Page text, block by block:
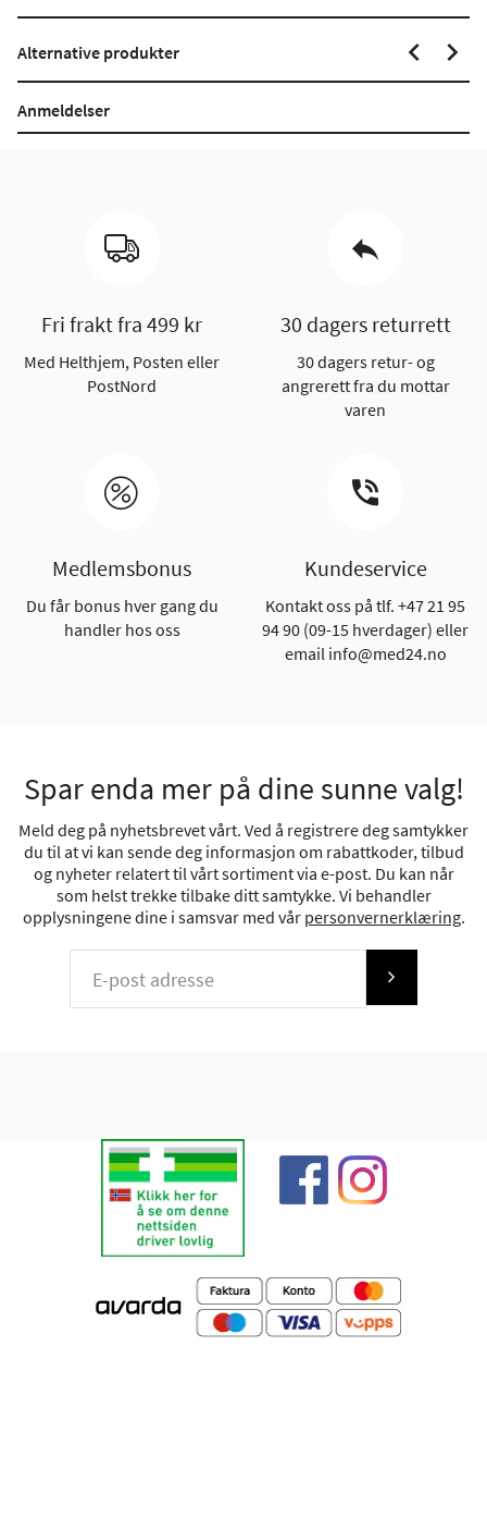
Alternative produkter
Anmeldelser
Fri frakt fra 499 kr
Med Helthjem, Posten eller
PostNord
30 dagers returrett
30 dagers retur- og
angrerett fra du mottar
varen
Medlemsbonus
Du får bonus hver gang du
handler hos oss
Kundeservice
Kontakt oss på tlf. +47 21 95
94 90 (09-15 hverdager) eller
email info@med24.no
Spar enda mer på dine sunne valg!
Meld deg på nyhetsbrevet vårt. Ved å registrere deg samtykker
du til at vi kan sende deg informasjon om rabattkoder, tilbud
og nyheter relatert til vårt sortiment via e-post. Du kan når
som helst trekke tilbake ditt samtykke. Vi behandler
opplysningene dine i samsvar med vår personvernerklæring.